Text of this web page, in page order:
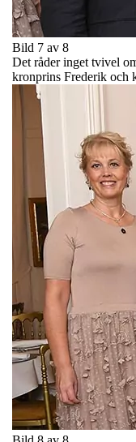
Bild 7 av 8
Det råder inget tvivel
kronprins Frederik och